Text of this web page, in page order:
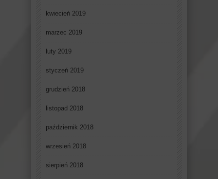
kwiecień 2019
marzec 2019
luty 2019
styczeń 2019
grudzień 2018
listopad 2018
październik 2018
wrzesień 2018
sierpień 2018